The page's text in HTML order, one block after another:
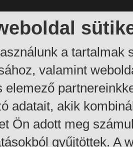
a tartalmak
valamint
elemező
adatait, akik
Ön adott meg
gyűjtöttek. A